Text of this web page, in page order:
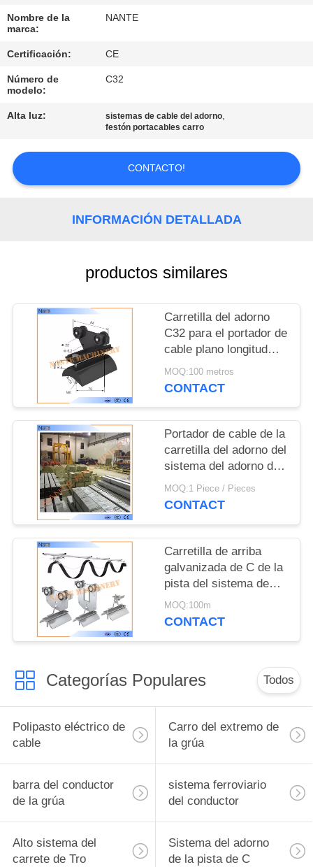
CONTÁCTENOS
SOLICITAR
UNA
COTIZACIÓN
COMPANY
PRIVACY
POLICY
Nombre de la
marca:
NANTE
Certificación: CE
Número de
modelo:
C32
Alta luz: sistemas de cable del adorno,
festón portacables carro
CONTACTO!
INFORMACIÓN DETALLADA
productos similares
Carretilla del adorno
C32 para el portador de
cable plano longitud
32mm*30mm*1.5m m
de los 4m o de los 6m
MOQ:100 metros
CONTACT
Portador de cable de la
carretilla del adorno del
sistema del adorno de
la pista de la
resistencia a la
MOQ:1 Piece / Pieces
CONTACT
Carretilla de arriba
galvanizada de C de la
pista del sistema de
acero del adorno para
los cables planos
MOQ:100m
CONTACT
Categorías Populares Todos
Polipasto eléctrico de
cable
Carro del extremo de
la grúa
barra del conductor
de la grúa
sistema ferroviario
del conductor
Alto sistema del
carrete de Tro
Sistema del adorno
de la pista de C